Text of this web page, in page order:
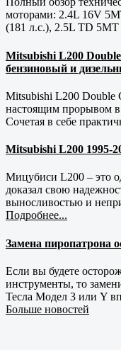
моторами: 2.4L 16V
(181 л.с.), 2.5L TD
Mitsubishi L200
бензиновый и
Mitsubishi L200 Double
настоящим прорывом в
Сочетая в себе
Mitsubishi L200 1995-
Мицубиси L200 – это
доказал свою
выносливостью и
Подробнее...
Замена пиропатрона
Если вы будете
инструменты, то
Тесла Модел 3 или Y
Больше новостей